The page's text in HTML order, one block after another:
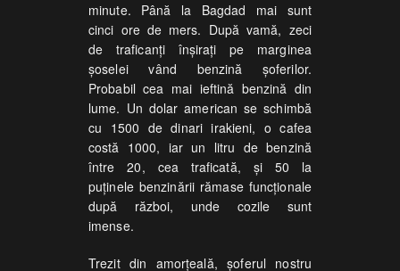
minute. Până la Bagdad mai sunt
cinci ore de mers. După vamă, zeci
de traficanţi înşiraţi pe marginea
şoselei vând benzină şoferilor.
Probabil cea mai ieftină benzină din
lume. Un dolar american se schimbă
cu 1500 de dinari irakieni, o cafea
costă 1000, iar un litru de benzină
între 20, cea traficată, şi 50 la
puţinele benzinării rămase funcţionale
după război, unde cozile sunt
imense.
Trezit din amorţeală, şoferul nostru